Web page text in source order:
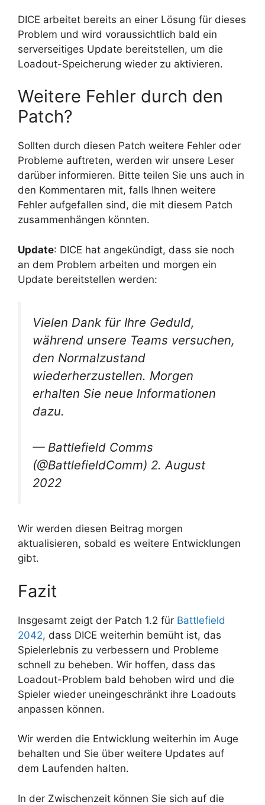
DICE arbeitet bereits an einer Lösung für dieses
Problem und wird voraussichtlich bald ein
serverseitiges Update bereitstellen, um die
Loadout-Speicherung wieder zu aktivieren.
Weitere Fehler durch den
Patch?
Sollten durch diesen Patch weitere Fehler oder
Probleme auftreten, werden wir unsere Leser
darüber informieren. Bitte teilen Sie uns auch in
den Kommentaren mit, falls Ihnen weitere
Fehler aufgefallen sind, die mit diesem Patch
zusammenhängen könnten.
Update: DICE hat angekündigt, dass sie noch
an dem Problem arbeiten und morgen ein
Update bereitstellen werden:
Vielen Dank für Ihre Geduld,
während unsere Teams versuchen,
den Normalzustand
wiederherzustellen. Morgen
erhalten Sie neue Informationen
dazu.
— Battlefield Comms
(@BattlefieldComm) 2. August
2022
Wir werden diesen Beitrag morgen
aktualisieren, sobald es weitere Entwicklungen
gibt.
Fazit
Insgesamt zeigt der Patch 1.2 für Battlefield
2042, dass DICE weiterhin bemüht ist, das
Spielerlebnis zu verbessern und Probleme
schnell zu beheben. Wir hoffen, dass das
Loadout-Problem bald behoben wird und die
Spieler wieder uneingeschränkt ihre Loadouts
anpassen können.
Wir werden die Entwicklung weiterhin im Auge
behalten und Sie über weitere Updates auf
dem Laufenden halten.
In der Zwischenzeit können Sie sich auf die